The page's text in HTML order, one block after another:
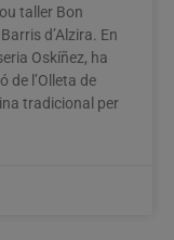
taller Bon
d’Alzira. En
Oskíñez, ha
de l’Olleta de
tradicional per